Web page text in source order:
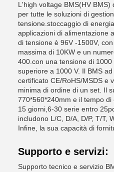
L'high voltage BMS(HV BMS)
per tutte le soluzioni di
tensione.stoccaggio di
applicazioni di alimentazione
di tensione è 96V -1500V,
massima di 10KW e un
400.con una tensione di
superiore a 1000 V. Il BMS
certificato CE/RoHS/MSDS e
minima di ordine di un set. Il
770*560*240mm e il tempo
15 giorni,6-30 serie entro
includono L/C, D/A, D/P, T/T,
Infine, la sua capacità di
Supporto e servizi:
Supporto tecnico e servizio